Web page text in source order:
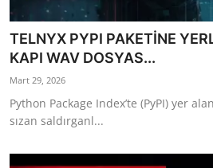
TELNYX PYPI PAKETİNE
KAPI WAV DOSYAS...
Mart 29, 2026
Python Package Index’te (PyPI) yer
sızan saldırganl...